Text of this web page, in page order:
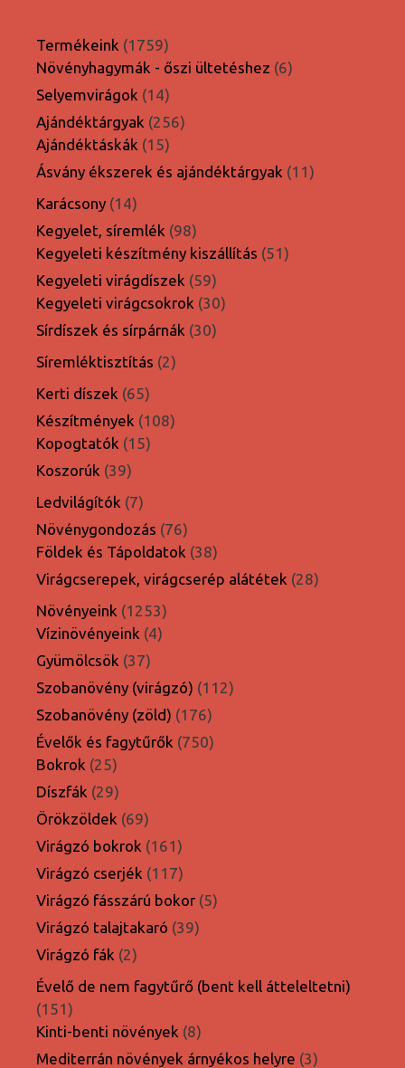
Termékeink 17591759
termék
Növényhagymák - őszi ültetéshez 66
Selyemvirágok 1414
termék
Ajándéktárgyak 256256
Ajándéktáskák 1515
termék
Ásvány ékszerek és ajándéktárgyak 1111
Karácsony 1414
termék
Kegyelet, síremlék 9898
termék
Kegyeleti készítmény kiszállítás 5151
Kegyeleti virágdíszek 5959
termék
Kegyeleti virágcsokrok 3030
Sírdíszek és sírpárnák 3030
Síremléktisztítás 22
Kerti díszek 6565
termék
Készítmények 108108
Kopogtatók 1515
Koszorúk 3939
termék
Ledvilágítók 77
termék
Növénygondozás 7676
termék
Földek és Tápoldatok 3838
termék
Virágcserepek, virágcserép alátétek 2828
Növényeink 12531253
termék
Vízinövényeink 44
Gyümölcsök 3737
termék
Szobanövény (virágzó) 112112
Szobanövény (zöld) 176176
termék
Évelők és fagytűrők 750750
Bokrok 2525
termék
Díszfák 2929
termék
Örökzöldek 6969
termék
Virágzó bokrok 161161
termék
Virágzó cserjék 117117
termék
Virágzó fásszárú bokor 55
Virágzó talajtakaró 3939
Virágzó fák 22
termék
Évelő de nem fagytűrő (bent kell átteleltetni)
151151
termék
Kinti-benti növények 88
termék
Mediterrán növények árnyékos helyre 33